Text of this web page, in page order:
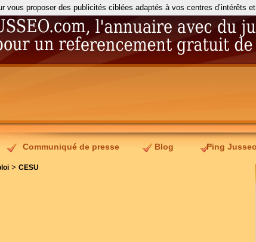
Communiqué de presse Blog Ping Jusseo
> CESU
proposer des publicités ciblées adaptés à vos centres d’intérêts